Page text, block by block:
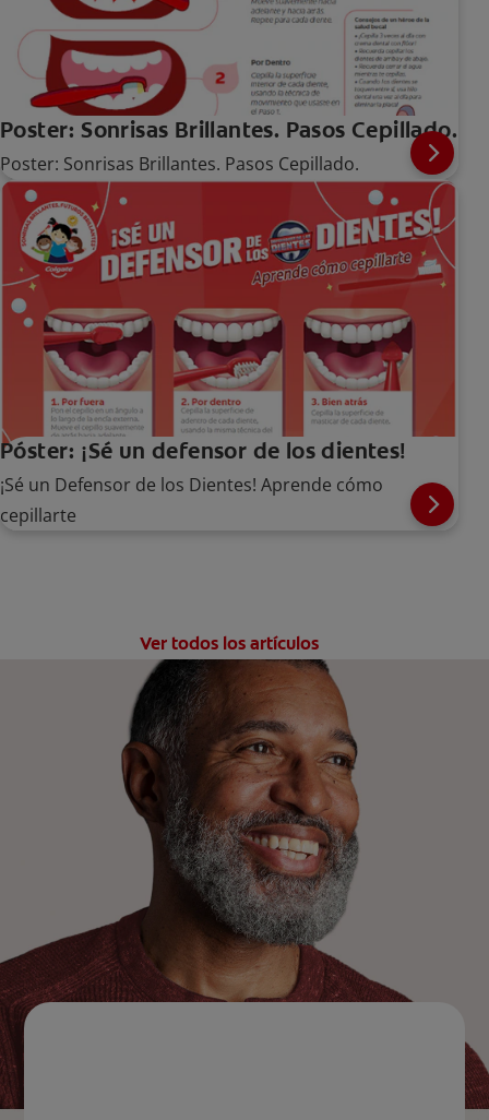
Poster: Sonrisas Brillantes. Pasos Cepillado.
Poster: Sonrisas Brillantes. Pasos Cepillado.
Póster: ¡Sé un defensor de los dientes!
¡Sé un Defensor de los Dientes! Aprende cómo
cepillarte
Ver todos los artículos